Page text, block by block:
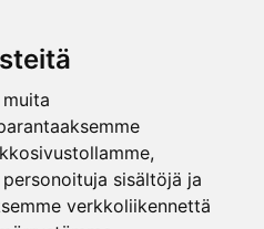
sisältöjä ja
verkkoliikennettä